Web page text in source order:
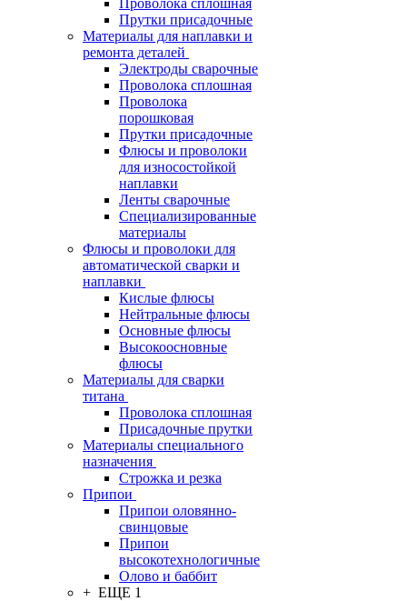
Проволока сплошная
Прутки присадочные
Материалы для наплавки и
ремонта деталей
Электроды сварочные
Проволока сплошная
Проволока
порошковая
Прутки присадочные
Флюсы и проволоки
для износостойкой
наплавки
Ленты сварочные
Специализированные
материалы
Флюсы и проволоки для
автоматической сварки и
наплавки
Кислые флюсы
Нейтральные флюсы
Основные флюсы
Высокоосновные
флюсы
Материалы для сварки
титана
Проволока сплошная
Присадочные прутки
Материалы специального
назначения
Строжка и резка
Припои
Припои оловянно-
свинцовые
Припои
высокотехнологичные
Олово и баббит
+ ЕЩЕ 1